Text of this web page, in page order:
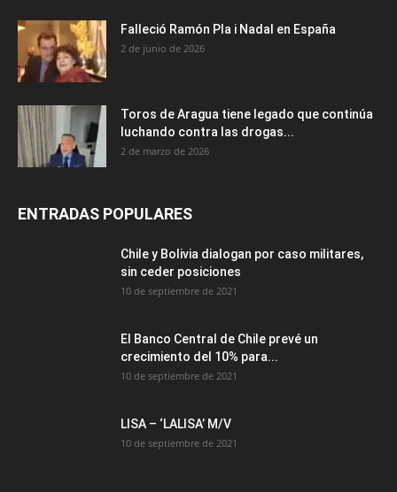
Falleció Ramón Pla i Nadal en España
2 de junio de 2026
Toros de Aragua tiene legado que continúa
luchando contra las drogas...
2 de marzo de 2026
ENTRADAS POPULARES
Chile y Bolivia dialogan por caso militares,
sin ceder posiciones
10 de septiembre de 2021
El Banco Central de Chile prevé un
crecimiento del 10% para...
10 de septiembre de 2021
LISA – ‘LALISA’ M/V
10 de septiembre de 2021